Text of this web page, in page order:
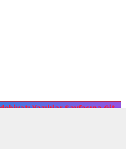
Yazılılar Sayfasına Git